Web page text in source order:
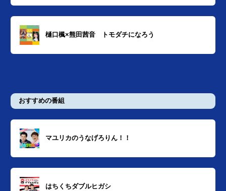
樋口楓×熊田茜音 トモダチになろう
おすすめの番組
マユリカのうなげろりん！！
はちくちダブルヒガシ